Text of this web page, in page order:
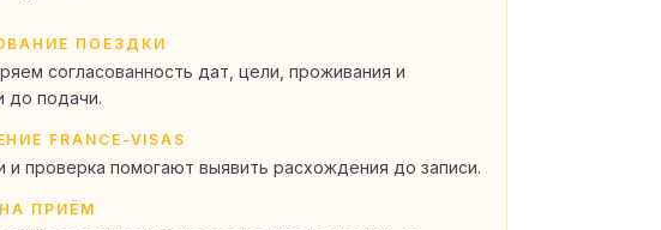
ПОЕЗДКИ
согласованность дат, цели, проживания и
до подачи.
FRANCE-VISAS
и проверка помогают выявить расхождения до записи.
ПРИЁМ